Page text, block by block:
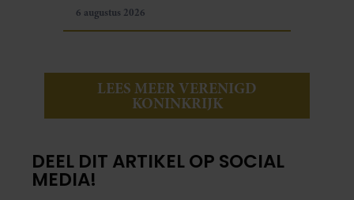
6 augustus 2026
LEES MEER VERENIGD
KONINKRIJK
DEEL DIT ARTIKEL OP SOCIAL
MEDIA!